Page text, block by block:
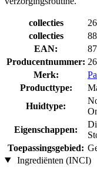
collecties
collecties
EAN:
Producentnummer:
Merk:
Producttype:
Huidtype:
Eigenschappen:
Toepassingsgebied:
Ingrediënten (INCI)